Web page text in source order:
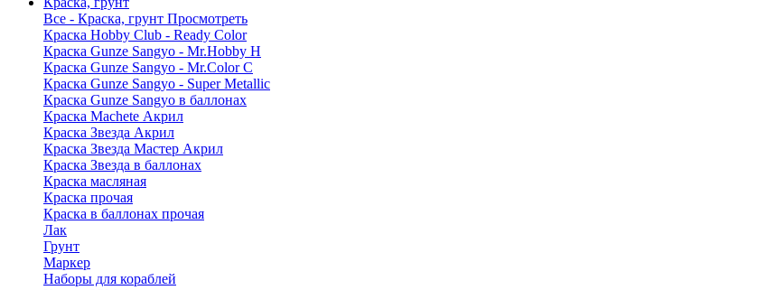
Все - Краска, грунт Просмотреть
Краска Hobby Club - Ready Color
Краска Gunze Sangyo - Mr.Hobby H
Краска Gunze Sangyo - Mr.Color C
Краска Gunze Sangyo - Super Metallic
Краска Gunze Sangyo в баллонах
Краска Machete Акрил
Краска Звезда Акрил
Краска Звезда Мастер Акрил
Краска Звезда в баллонах
Краска масляная
Краска прочая
Краска в баллонах прочая
Лак
Грунт
Маркер
Наборы для кораблей